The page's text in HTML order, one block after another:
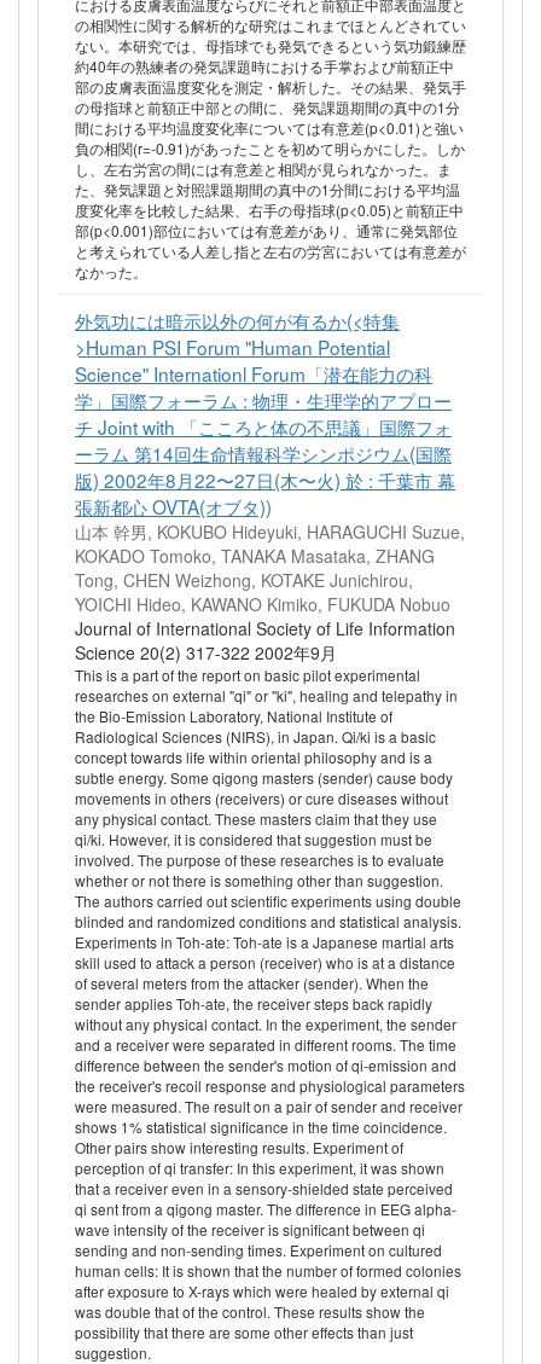
の相関性に関する解析的な研究はこれまでほとんどされてい
ない。本研究では、母指球でも発気できるという気功鍛練歴
約40年の熟練者の発気課題時における手掌および前額正中
部の皮膚表面温度変化を測定・解析した。その結果、発気手
の母指球と前額正中部との間に、発気課題期間の真中の1分
間における平均温度変化率については有意差(p<0.01)と強い
負の相関(r=-0.91)があったことを初めて明らかにした。しか
し、左右労宮の間には有意差と相関が見られなかった。ま
た、発気課題と対照課題期間の真中の1分間における平均温
度変化率を比較した結果、右手の母指球(p<0.05)と前額正中
部(p<0.001)部位においては有意差があり、通常に発気部位
と考えられている人差し指と左右の労宮においては有意差が
なかった。
外気功には暗示以外の何が有るか(<特集
>Human PSI Forum "Human Potential
Science" Internationl Forum「潜在能力の科
学」国際フォーラム : 物理・生理学的アプロー
チ Joint with 「こころと体の不思議」国際フォ
ーラム 第14回生命情報科学シンポジウム(国際
版) 2002年8月22〜27日(木〜火) 於 : 千葉市 幕
張新都心 OVTA(オブタ))
山本 幹男, KOKUBO Hideyuki, HARAGUCHI Suzue,
KOKADO Tomoko, TANAKA Masataka, ZHANG
Tong, CHEN Weizhong, KOTAKE Junichirou,
YOICHI Hideo, KAWANO Kimiko, FUKUDA Nobuo
Journal of International Society of Life Information
Science 20(2) 317-322 2002年9月
This is a part of the report on basic pilot experimental
researches on external "qi" or "ki", healing and telepathy in
the Bio-Emission Laboratory, National Institute of
Radiological Sciences (NIRS), in Japan. Qi/ki is a basic
concept towards life within oriental philosophy and is a
subtle energy. Some qigong masters (sender) cause body
movements in others (receivers) or cure diseases without
any physical contact. These masters claim that they use
qi/ki. However, it is considered that suggestion must be
involved. The purpose of these researches is to evaluate
whether or not there is something other than suggestion.
The authors carried out scientific experiments using double
blinded and randomized conditions and statistical analysis.
Experiments in Toh-ate: Toh-ate is a Japanese martial arts
skill used to attack a person (receiver) who is at a distance
of several meters from the attacker (sender). When the
sender applies Toh-ate, the receiver steps back rapidly
without any physical contact. In the experiment, the sender
and a receiver were separated in different rooms. The time
difference between the sender's motion of qi-emission and
the receiver's recoil response and physiological parameters
were measured. The result on a pair of sender and receiver
shows 1% statistical significance in the time coincidence.
Other pairs show interesting results. Experiment of
perception of qi transfer: In this experiment, it was shown
that a receiver even in a sensory-shielded state perceived
qi sent from a qigong master. The difference in EEG alpha-
wave intensity of the receiver is significant between qi
sending and non-sending times. Experiment on cultured
human cells: It is shown that the number of formed colonies
after exposure to X-rays which were healed by external qi
was double that of the control. These results show the
possibility that there are some other effects than just
suggestion.